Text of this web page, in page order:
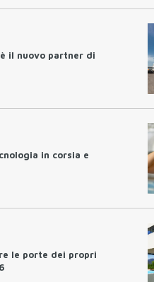
il nuovo partner di
in corsia e
le porte dei propri